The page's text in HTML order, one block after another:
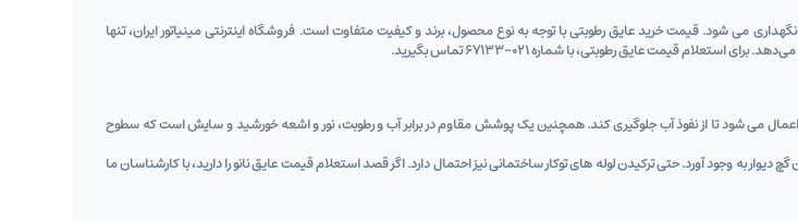
می ‌شود. قیمت خرید عایق رطوبتی با توجه به نوع محصول، برند و کیفیت متفاوت است. فروشگاه اینترنتی مینیاتور ایران، تنها
قیمت عایق رطوبتی، با شماره 021-67133 تماس بگیرید.
می ‌شود تا از نفوذ آب جلوگیری کند. همچنین یک پوشش مقاوم در برابر آب و رطوبت، نور و اشعه خورشید و سایش است که سطوح
به وجود آورد. حتی ترکیدن لوله‌ های توکار ساختمانی نیز احتمال دارد. اگر قصد استعلام قیمت عایق نانو را دارید، با کارشناسان ما